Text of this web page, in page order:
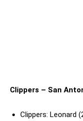
Clippers – San
Clippers: Leonard